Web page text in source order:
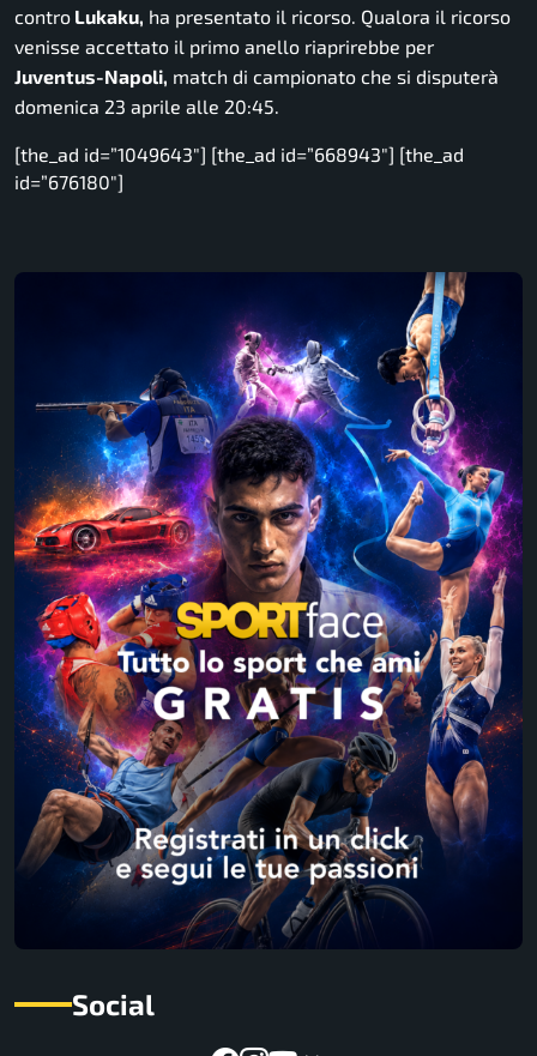
contro Lukaku, ha presentato il ricorso. Qualora il ricorso
venisse accettato il primo anello riaprirebbe per
Juventus-Napoli, match di campionato che si disputerà
domenica 23 aprile alle 20:45.
[the_ad id=”1049643″] [the_ad id=”668943″] [the_ad
id=”676180″]
Social